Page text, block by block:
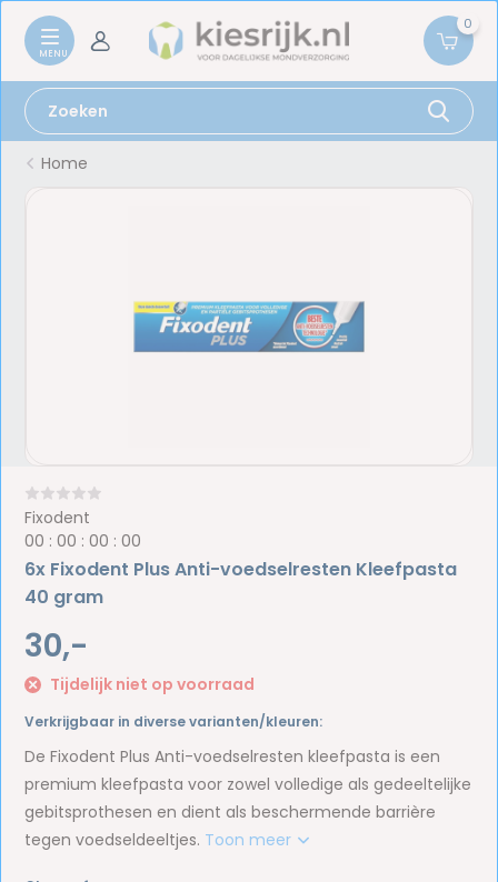
0
Home
Fixodent
00 :00 :00 :00
6x Fixodent Plus Anti-voedselresten Kleefpasta
40 gram
30,-
Tijdelijk niet op voorraad
Verkrijgbaar in diverse varianten/kleuren:
De Fixodent Plus Anti-voedselresten kleefpasta is een
premium kleefpasta voor zowel volledige als gedeeltelijke
gebitsprothesen en dient als beschermende barrière
tegen voedseldeeltjes. Toon meer